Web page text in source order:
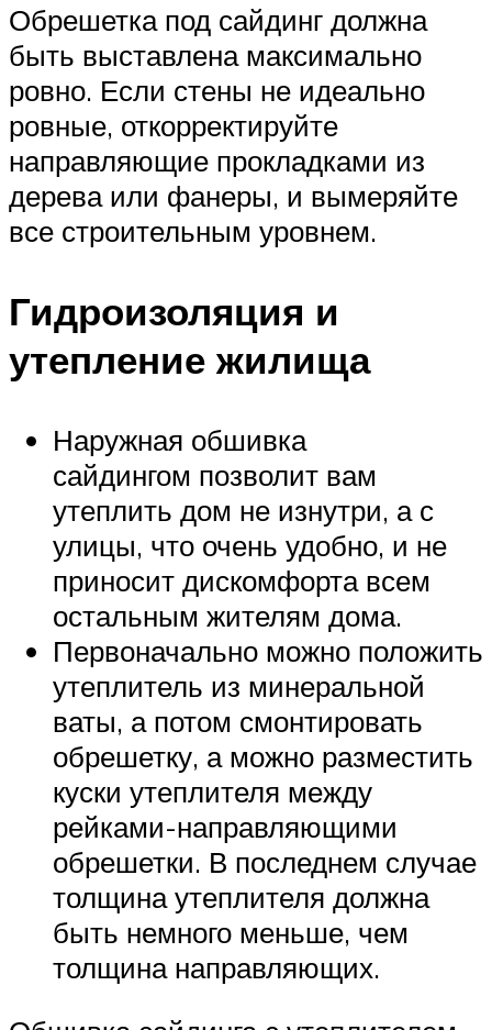
Обрешетка под сайдинг должна
быть выставлена максимально
ровно. Если стены не идеально
ровные, откорректируйте
направляющие прокладками из
дерева или фанеры, и вымеряйте
все строительным уровнем.
Гидроизоляция и
утепление жилища
Наружная обшивка
сайдингом позволит вам
утеплить дом не изнутри, а с
улицы, что очень удобно, и не
приносит дискомфорта всем
остальным жителям дома.
Первоначально можно положить
утеплитель из минеральной
ваты, а потом смонтировать
обрешетку, а можно разместить
куски утеплителя между
рейками-направляющими
обрешетки. В последнем случае
толщина утеплителя должна
быть немного меньше, чем
толщина направляющих.